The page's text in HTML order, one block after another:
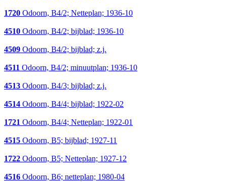
1720 Odoorn, B4/2; Netteplan; 1936-10
4510 Odoorn, B4/2; bijblad; 1936-10
4509 Odoorn, B4/2; bijblad; z.j.
4511 Odoorn, B4/2; minuutplan; 1936-10
4513 Odoorn, B4/3; bijblad; z.j.
4514 Odoorn, B4/4; bijblad; 1922-02
1721 Odoorn, B4/4; Netteplan; 1922-01
4515 Odoorn, B5; bijblad; 1927-11
1722 Odoorn, B5; Netteplan; 1927-12
4516 Odoorn, B6; netteplan; 1980-04